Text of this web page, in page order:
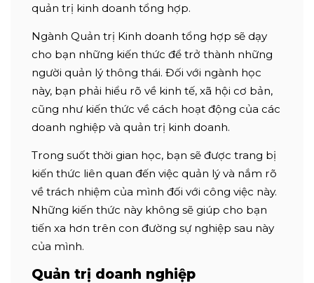
quản trị kinh doanh tổng hợp.
Ngành Quản trị Kinh doanh tổng hợp sẽ dạy
cho bạn những kiến thức để trở thành những
người quản lý thông thái. Đối với ngành học
này, bạn phải hiểu rõ về kinh tế, xã hội cơ bản,
cũng như kiến thức về cách hoạt động của các
doanh nghiệp và quản trị kinh doanh.
Trong suốt thời gian học, bạn sẽ được trang bị
kiến thức liên quan đến việc quản lý và nắm rõ
về trách nhiệm của mình đối với công việc này.
Những kiến thức này không sẽ giúp cho bạn
tiến xa hơn trên con đường sự nghiệp sau này
của mình.
Quản trị doanh nghiệp